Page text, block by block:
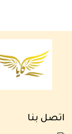
اتصل بنا